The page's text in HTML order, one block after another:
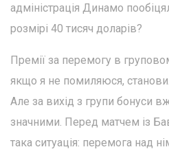
адміністрація Динамо
розмірі 40 тисяч доларів?
Премії за перемогу в
якщо я не помиляюся,
Але за вихід з групи бонуси
значними. Перед матчем із
така ситуація: перемога над